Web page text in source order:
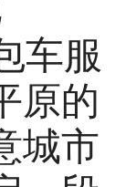
车服
原的
城市